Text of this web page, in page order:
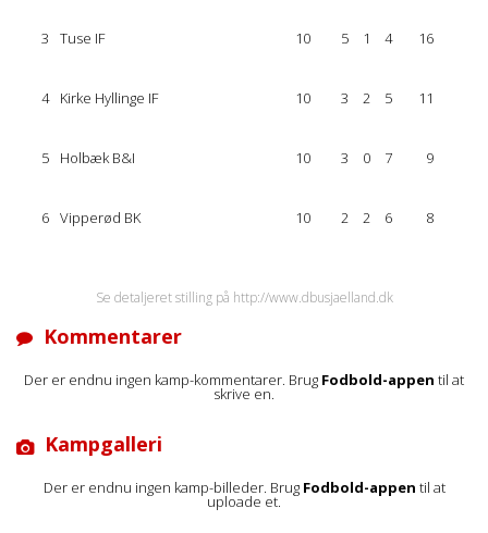
3 Tuse IF 10 5 1 4 16
4 Kirke Hyllinge IF 10 3 2 5 11
5 Holbæk B&I 10 3 0 7 9
6 Vipperød BK 10 2 2 6 8
Se detaljeret stilling på http://www.dbusjaelland.dk
Kommentarer
Der er endnu ingen kamp-kommentarer. Brug Fodbold-appen til at
skrive en.
Kampgalleri
Der er endnu ingen kamp-billeder. Brug Fodbold-appen til at
uploade et.